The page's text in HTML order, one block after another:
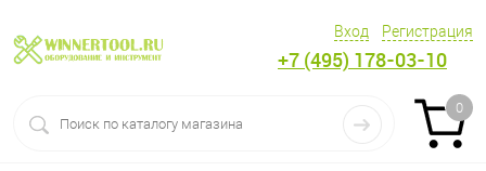
Вход Регистрация
+7 (495) 178-03-10
0